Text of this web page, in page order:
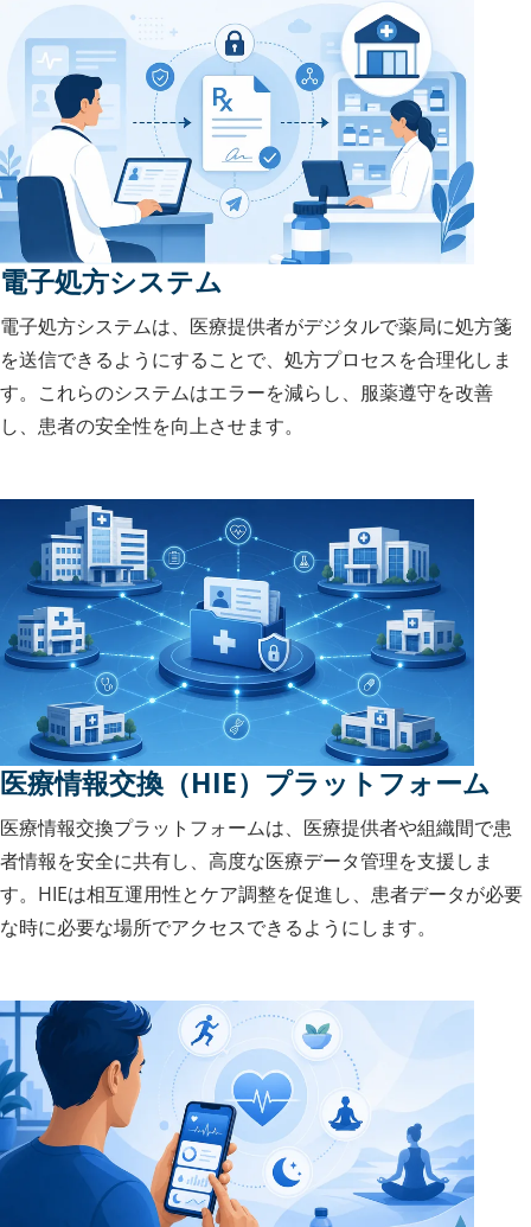
電子処方システム
電子処方システムは、医療提供者がデジタルで薬局に処方箋
を送信できるようにすることで、処方プロセスを合理化しま
す。これらのシステムはエラーを減らし、服薬遵守を改善
し、患者の安全性を向上させます。
医療情報交換（HIE）プラットフォーム
医療情報交換プラットフォームは、医療提供者や組織間で患
者情報を安全に共有し、高度な医療データ管理を支援しま
す。HIEは相互運用性とケア調整を促進し、患者データが必要
な時に必要な場所でアクセスできるようにします。